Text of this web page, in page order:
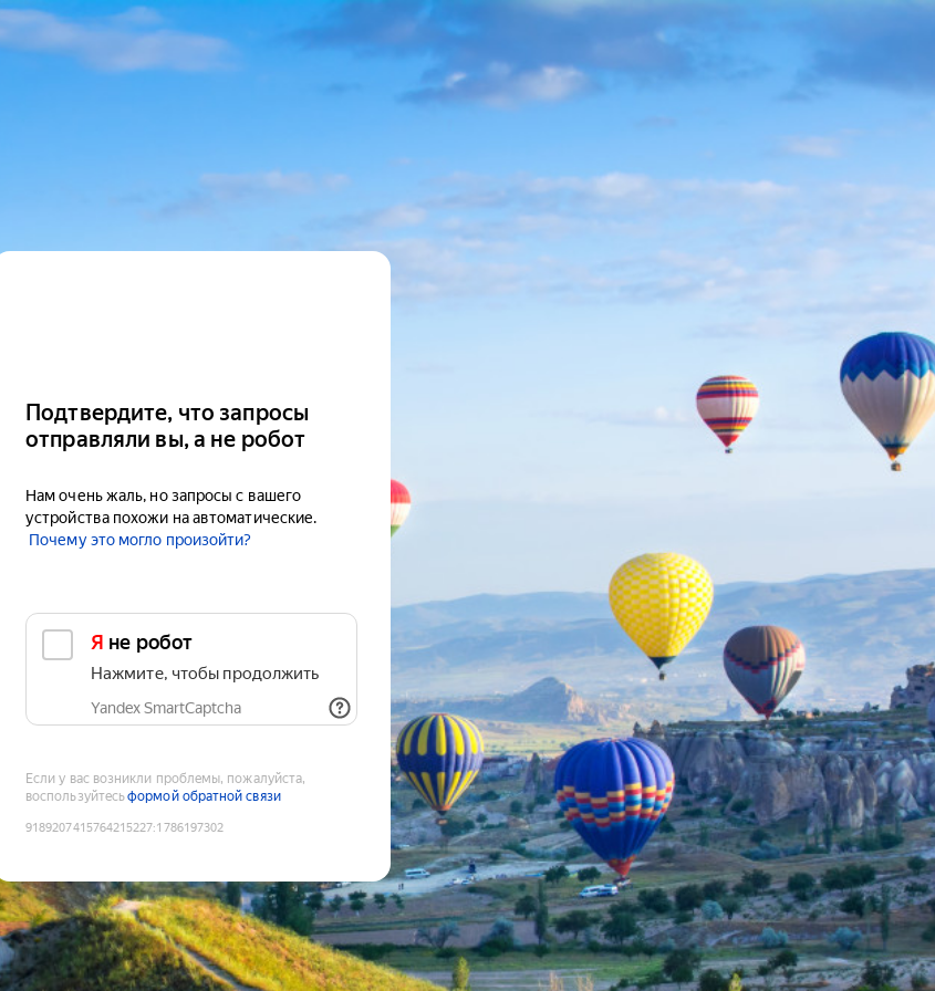
Подтвердите, что запросы
отправляли вы, а не робот
Нам очень жаль, но запросы с вашего
устройства похожи на автоматические.
Почему это могло произойти?
Я не робот
Нажмите, чтобы продолжить
Yandex SmartCaptcha
Если у вас возникли проблемы, пожалуйста,
воспользуйтесьформой обратной связи
9189207415764215227:1786197302